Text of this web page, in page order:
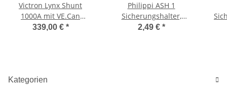
Victron Lynx Shunt
1000A mit VE.Can
Anschluss für GX Geräte
339,00 € *
Philippi ASH 1
Sicherungshalter,
600300341
2,49 € *
Kategorien